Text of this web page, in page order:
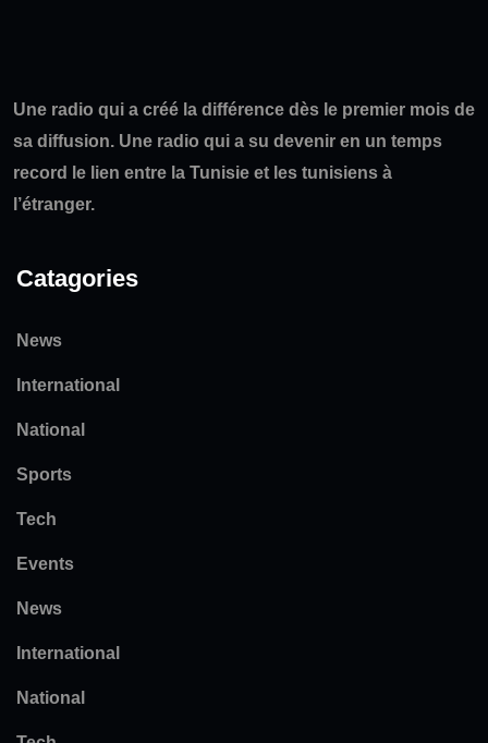
Une radio qui a créé la différence dès le premier mois de
sa diffusion. Une radio qui a su devenir en un temps
record le lien entre la Tunisie et les tunisiens à
l’étranger.
Catagories
News
International
National
Sports
Tech
Events
News
International
National